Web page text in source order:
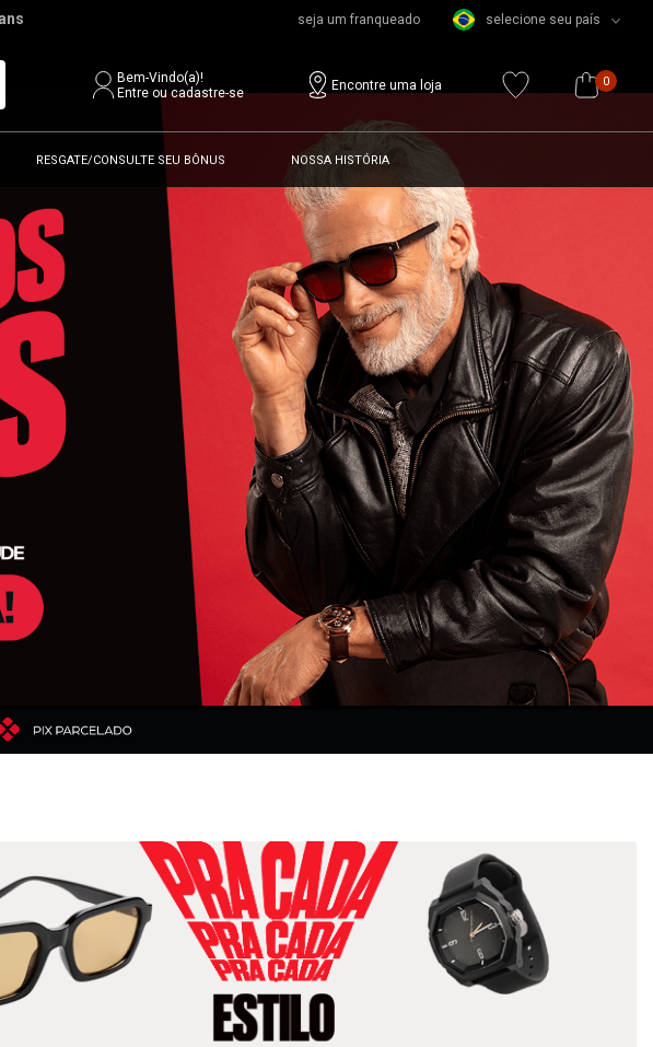
seja um franqueado selecione seu país
Bem-Vindo(a)!
Entre ou cadastre-se
Encontre uma loja 0
RESGATE/CONSULTE SEU BÔNUS NOSSA HISTÓRIA